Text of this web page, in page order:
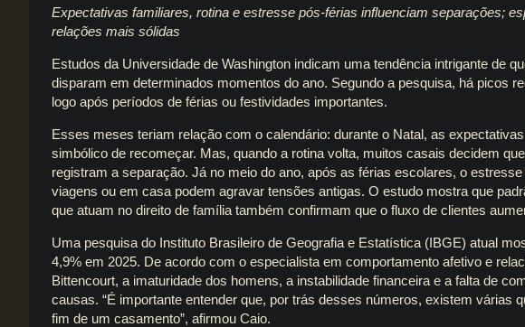
Expectativas familiares, rotina e estresse pós-férias influenciam separações;
relações mais sólidas
Estudos da Universidade de Washington indicam uma tendência intrigante de
disparam em determinados momentos do ano. Segundo a pesquisa, há picos
logo após períodos de férias ou festividades importantes.
Esses meses teriam relação com o calendário: durante o Natal, as
simbólico de recomeçar. Mas, quando a rotina volta, muitos casais decidem
registram a separação. Já no meio do ano, após as férias escolares, o
viagens ou em casa podem agravar tensões antigas. O estudo mostra que
que atuam no direito de família também confirmam que o fluxo de clientes
Uma pesquisa do Instituto Brasileiro de Geografia e Estatística (IBGE) atual
4,9% em 2025. De acordo com o especialista em comportamento afetivo e
Bittencourt, a imaturidade dos homens, a instabilidade financeira e a falta de
causas. “É importante entender que, por trás desses números, existem várias
fim de um casamento”, afirmou Caio.